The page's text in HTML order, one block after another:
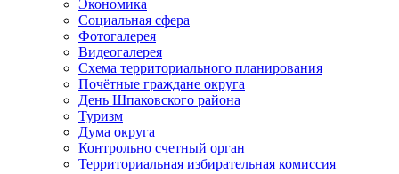
Экономика
Социальная сфера
Фотогалерея
Видеогалерея
Схема территориального планирования
Почётные граждане округа
День Шпаковского района
Туризм
Дума округа
Контрольно счетный орган
Территориальная избирательная комиссия